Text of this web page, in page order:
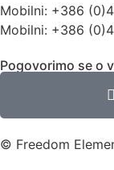
Mobilni: +386
Mobilni: +386
Pogovorimo se o
© Freedom